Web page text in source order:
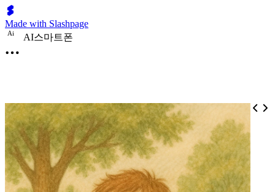
Made with Slashpage
Ai AI스마트폰